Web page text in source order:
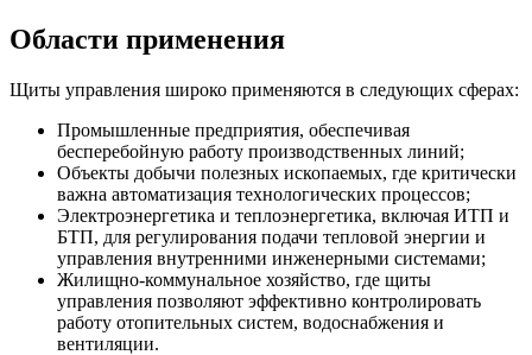
Области применения
Щиты управления широко применяются в следующих сферах:
Промышленные предприятия, обеспечивая
бесперебойную работу производственных линий;
Объекты добычи полезных ископаемых, где критически
важна автоматизация технологических процессов;
Электроэнергетика и теплоэнергетика, включая ИТП и
БТП, для регулирования подачи тепловой энергии и
управления внутренними инженерными системами;
Жилищно-коммунальное хозяйство, где щиты
управления позволяют эффективно контролировать
работу отопительных систем, водоснабжения и
вентиляции.